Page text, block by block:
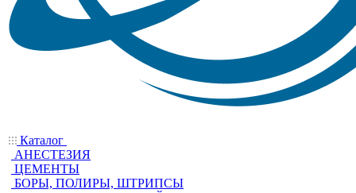
Каталог
АНЕСТЕЗИЯ
ЦЕМЕНТЫ
БОРЫ, ПОЛИРЫ, ШТРИПСЫ